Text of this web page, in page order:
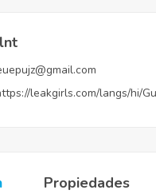
leakgirls.com/langs/hi/
Propiedades